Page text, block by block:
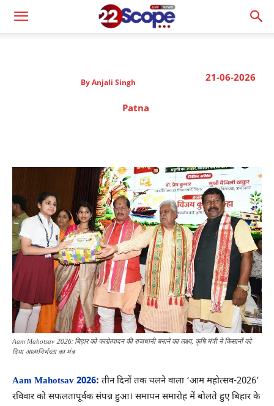
21-06-2026
By Anjali Singh
Patna
Aam Mahotsav 2026: बिहार को फलोत्पादन की राजधानी बनाने का लक्ष्य, कृषि मंत्री ने किसानों को
दिया आत्मनिर्भरता का मंत्र
Aam Mahotsav 2026: तीन दिनों तक चलने वाला ‘आम महोत्सव-2026’
रविवार को सफलतापूर्वक संपन्न हुआ। समापन समारोह में बोलते हुए बिहार के